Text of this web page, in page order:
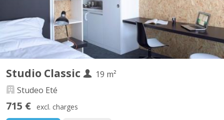
Studio Classic
19 m²
Studeo Eté
715 € excl. charges